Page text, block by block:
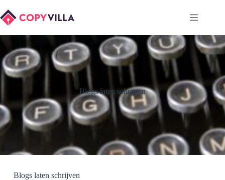
naar
de
Blogs laten schrijven
Blogs laten schrijven